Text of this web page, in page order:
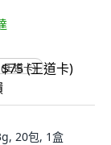
王道卡)
20包, 1盒